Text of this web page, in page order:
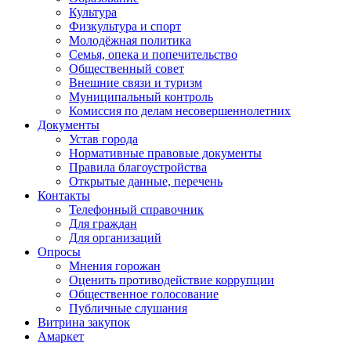
Культура
Физкультура и спорт
Молодёжная политика
Семья, опека и попечительство
Общественный совет
Внешние связи и туризм
Муниципальный контроль
Комиссия по делам несовершеннолетних
Документы
Устав города
Нормативные правовые документы
Правила благоустройства
Открытые данные, перечень
Контакты
Телефонный справочник
Для граждан
Для организаций
Опросы
Мнения горожан
Оценить противодействие коррупции
Общественное голосование
Публичные слушания
Витрина закупок
Амаркет